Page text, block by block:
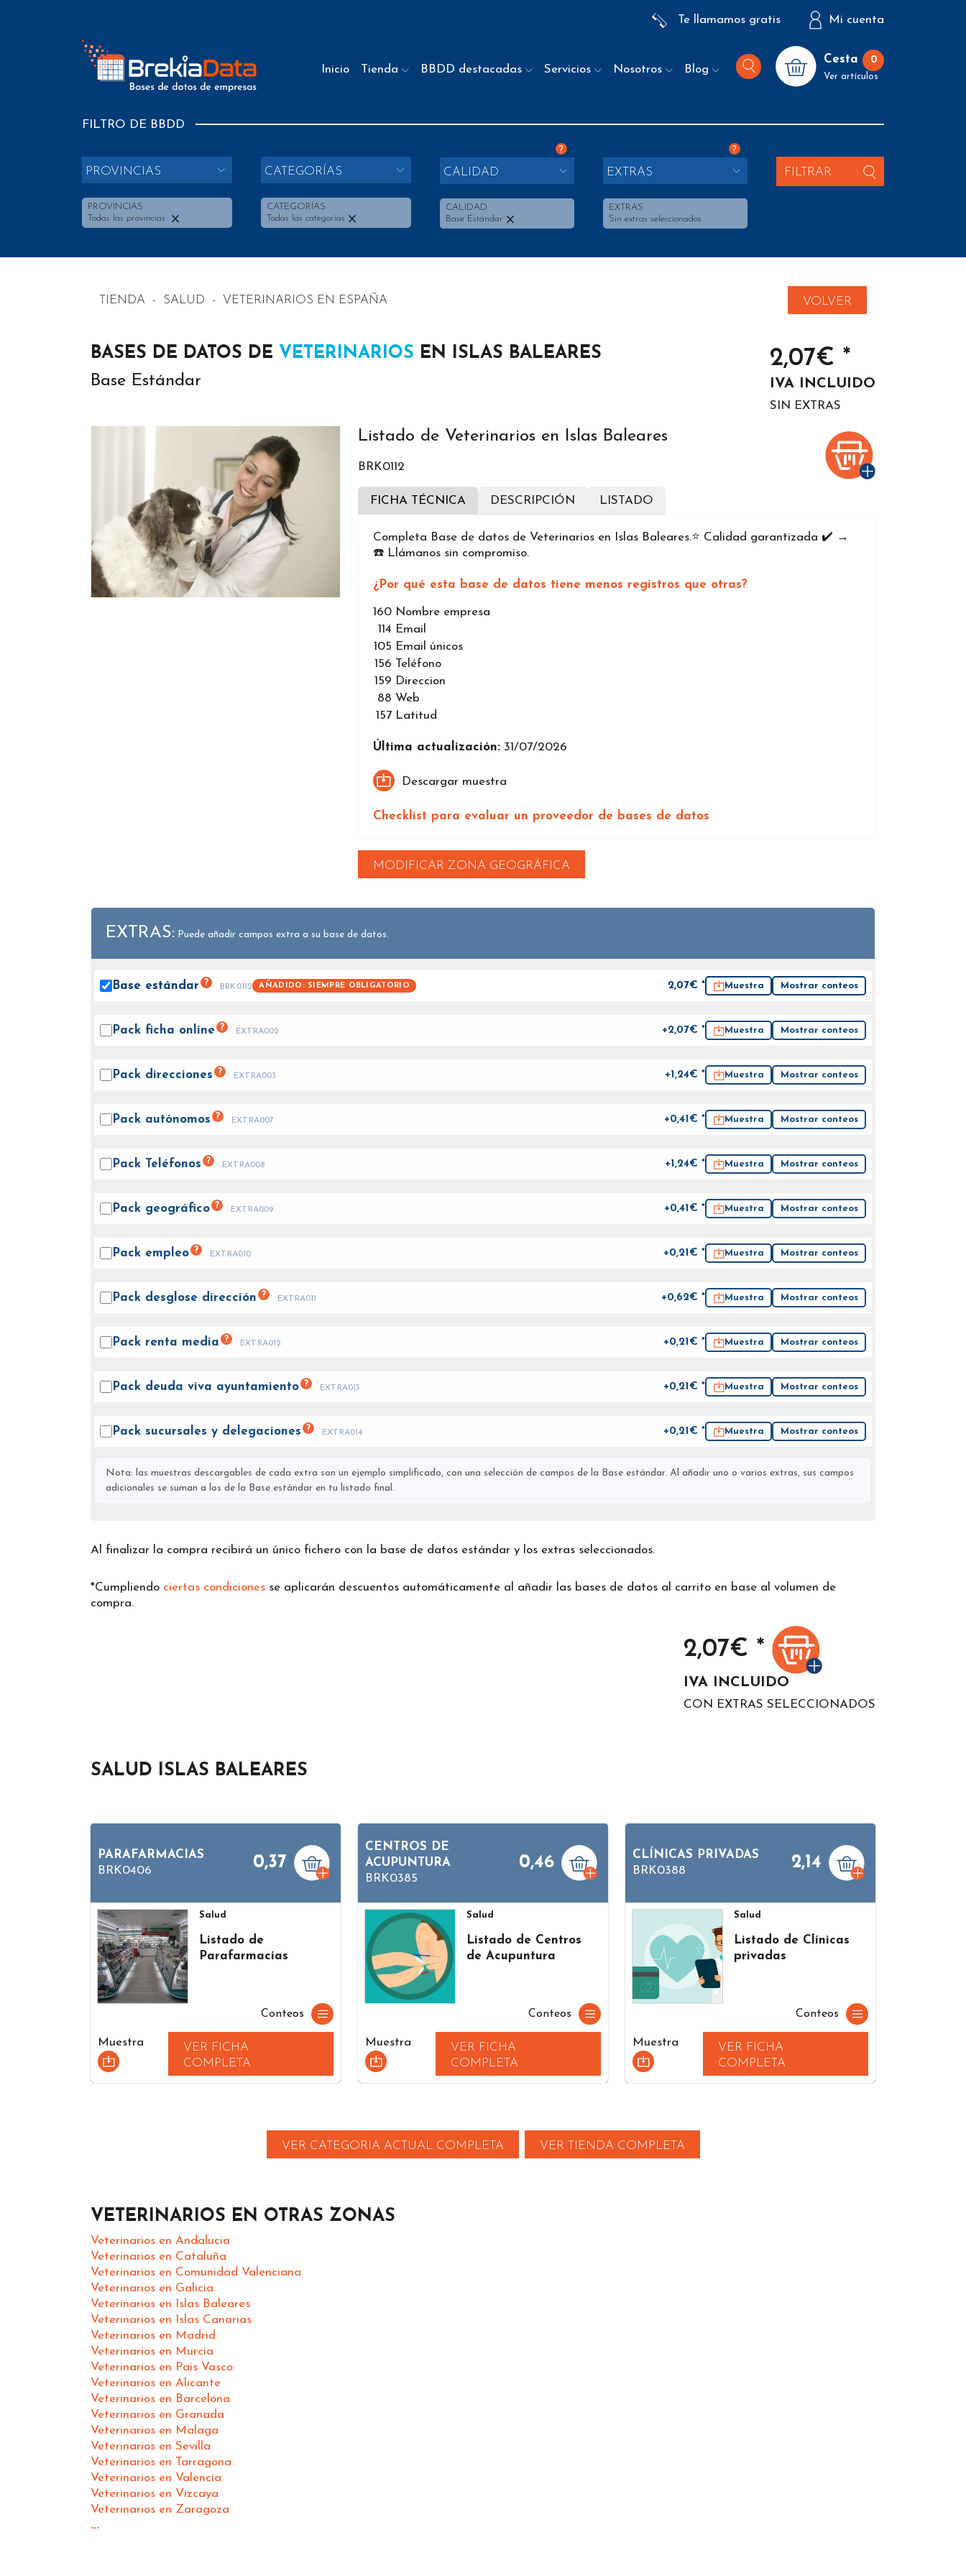
Te llamamos gratis Mi cuenta
Inicio Tienda BBDD destacadas Servicios Nosotros Blog
Cesta 0
Ver artículos
FILTRO DE BBDD
PROVINCIAS
PROVINCIAS
Todas las provincias
CATEGORÍAS
CATEGORÍAS
Todas las categorías
?
CALIDAD
CALIDAD
Base Estándar
?
EXTRAS
EXTRAS
Sin extras seleccionados
FILTRAR
TIENDA - SALUD - VETERINARIOS EN ESPAÑA VOLVER
BASES DE DATOS DE VETERINARIOS EN ISLAS BALEARES
Base Estándar
2,07€ *
IVA INCLUIDO
SIN EXTRAS
Listado de Veterinarios en Islas Baleares
BRK0112
FICHA TÉCNICA DESCRIPCIÓN LISTADO
Completa Base de datos de Veterinarios en Islas Baleares.⭐️ Calidad garantizada ✔️ →
☎️ Llámanos sin compromiso.
¿Por qué esta base de datos tiene menos registros que otras?
160 Nombre empresa
114 Email
105 Email únicos
156 Teléfono
159 Direccion
88 Web
157 Latitud
Última actualización: 31/07/2026
Descargar muestra
Checklist para evaluar un proveedor de bases de datos
MODIFICAR ZONA GEOGRÁFICA
EXTRAS: Puede añadir campos extra a su base de datos.
Base estándar ? BRK0112 AÑADIDO: SIEMPRE OBLIGATORIO 2,07€ * Muestra Mostrar conteos
Pack ficha online ? EXTRA002 +2,07€ * Muestra Mostrar conteos
Pack direcciones ? EXTRA003 +1,24€ * Muestra Mostrar conteos
Pack autónomos ? EXTRA007 +0,41€ * Muestra Mostrar conteos
Pack Teléfonos ? EXTRA008 +1,24€ * Muestra Mostrar conteos
Pack geográfico ? EXTRA009 +0,41€ * Muestra Mostrar conteos
Pack empleo ? EXTRA010 +0,21€ * Muestra Mostrar conteos
Pack desglose dirección ? EXTRA011 +0,62€ * Muestra Mostrar conteos
Pack renta media ? EXTRA012 +0,21€ * Muestra Mostrar conteos
Pack deuda viva ayuntamiento ? EXTRA013 +0,21€ * Muestra Mostrar conteos
Pack sucursales y delegaciones ? EXTRA014 +0,21€ * Muestra Mostrar conteos
Nota: las muestras descargables de cada extra son un ejemplo simplificado, con una selección de campos de la Base estándar. Al añadir uno o varios extras, sus campos
adicionales se suman a los de la Base estándar en tu listado final.
Al finalizar la compra recibirá un único fichero con la base de datos estándar y los extras seleccionados.
*Cumpliendo ciertas condiciones se aplicarán descuentos automáticamente al añadir las bases de datos al carrito en base al volumen de
compra.
2,07€ *
IVA INCLUIDO
CON EXTRAS SELECCIONADOS
SALUD ISLAS BALEARES
PARAFARMACIAS
BRK0406
0,37
Salud
Listado de
Parafarmacias
Conteos
Muestra
VER FICHA
COMPLETA
CENTROS DE
ACUPUNTURA
BRK0385
0,46
Salud
Listado de Centros
de Acupuntura
Conteos
Muestra
VER FICHA
COMPLETA
CLÍNICAS PRIVADAS
BRK0388
2,14
Salud
Listado de Clínicas
privadas
Conteos
Muestra
VER FICHA
COMPLETA
VER CATEGORIA ACTUAL COMPLETA VER TIENDA COMPLETA
VETERINARIOS EN OTRAS ZONAS
Veterinarios en Andalucia
Veterinarios en Cataluña
Veterinarios en Comunidad Valenciana
Veterinarios en Galicia
Veterinarios en Islas Baleares
Veterinarios en Islas Canarias
Veterinarios en Madrid
Veterinarios en Murcia
Veterinarios en Pais Vasco
Veterinarios en Alicante
Veterinarios en Barcelona
Veterinarios en Granada
Veterinarios en Malaga
Veterinarios en Sevilla
Veterinarios en Tarragona
Veterinarios en Valencia
Veterinarios en Vizcaya
Veterinarios en Zaragoza
...